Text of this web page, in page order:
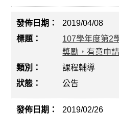
2019/04/08
107學年度第2
獎勵，有意申
課程輔導
公告
2019/02/26